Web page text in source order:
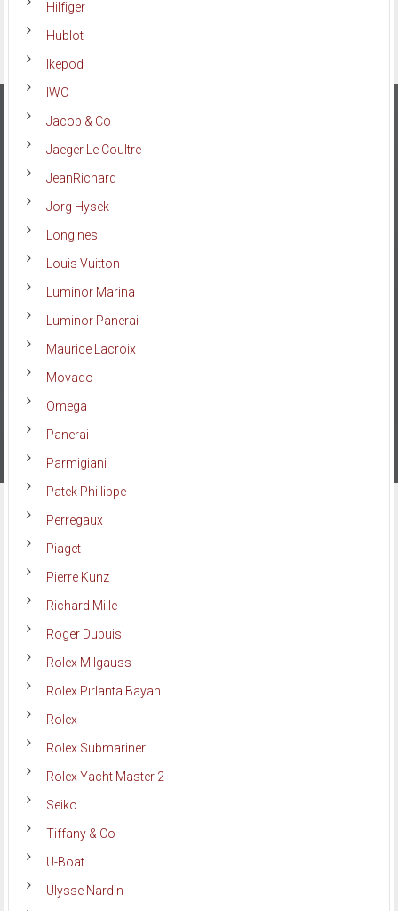
Hilfiger
Hublot
Ikepod
IWC
Jacob & Co
Jaeger Le Coultre
JeanRichard
Jorg Hysek
Longines
Louis Vuitton
Luminor Marina
Luminor Panerai
Maurice Lacroix
Movado
Omega
Panerai
Parmigiani
Patek Phillippe
Perregaux
Piaget
Pierre Kunz
Richard Mille
Roger Dubuis
Rolex Milgauss
Rolex Pırlanta Bayan
Rolex
Rolex Submariner
Rolex Yacht Master 2
Seiko
Tiffany & Co
U-Boat
Ulysse Nardin